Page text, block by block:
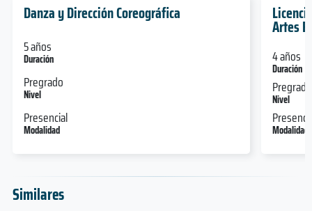
Danza y Dirección Coreográfica
5 años
Duración
Pregrado
Nivel
Presencial
Modalidad
Artes
4 años
Duración
Pregrado
Nivel
Modalidad
Similares